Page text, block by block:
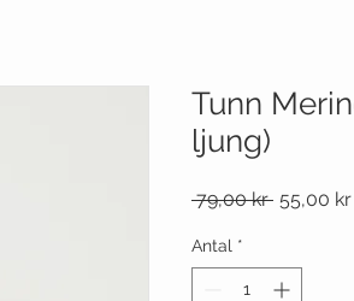
Tunn
ljung)
79,00 kr Ordinarie
55,00 kr
Antal *